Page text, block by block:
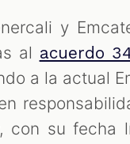
y
al acuerdo
a la actual
con su fecha